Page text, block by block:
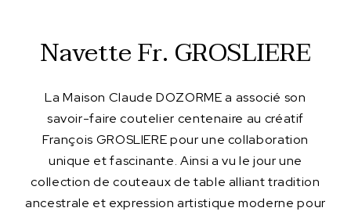
Navette Fr. GROSLIERE
La Maison Claude DOZORME a associé son
savoir-faire coutelier centenaire au créatif
François GROSLIERE pour une collaboration
unique et fascinante. Ainsi a vu le jour une
collection de couteaux de table alliant tradition
ancestrale et expression artistique moderne pour